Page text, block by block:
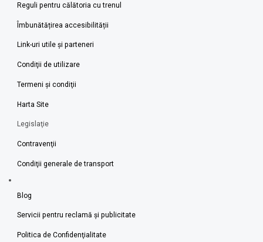
Reguli pentru călătoria cu trenul
Îmbunătățirea accesibilității
Link-uri utile şi parteneri
Condiţii de utilizare
Termeni şi condiţii
Harta Site
Legislaţie
Contravenţii
Condiţii generale de transport
Blog
Servicii pentru reclamă și publicitate
Politica de Confidenţialitate